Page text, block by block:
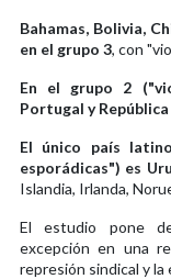
Bahamas, Bolivia,
en el grupo 3, con
En el grupo 2
Portugal y
El único país
esporádicas") es
Islandia, Irlanda,
El estudio pone
excepción en una
represión sindical y la